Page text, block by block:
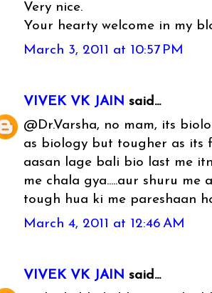
Very nice.
Your hearty welcome in my
March 3, 2011 at 10:57 PM
VIVEK VK JAIN said...
@Dr.Varsha, no mam, its
as biology but tougher as its
aasan lage bali bio last me
me chala gya.....aur shuru
tough hua ki me pareshaan
March 4, 2011 at 12:46 AM
VIVEK VK JAIN said...